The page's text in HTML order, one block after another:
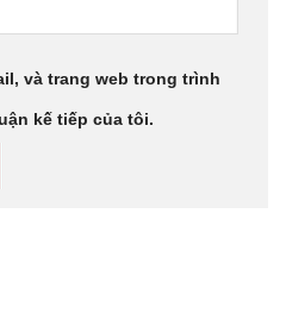
và trang web trong trình
kế tiếp của tôi.